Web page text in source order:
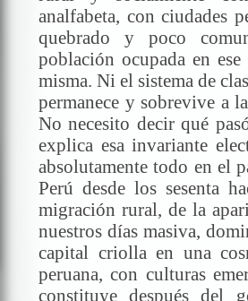
analfabeta, con ciudades
quebrado y poco
población ocupada en
misma. Ni el sistema de
permanece y sobrevive a
No necesito decir qué
explica esa invariante
absolutamente todo en el
Perú desde los sesenta
migración rural, de la
nuestros días masiva,
capital criolla en una
peruana, con culturas
constituye después del